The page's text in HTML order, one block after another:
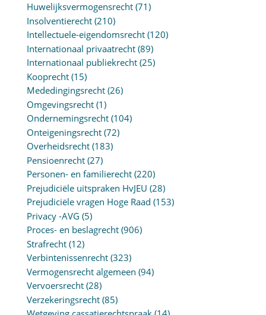
Huwelijksvermogensrecht(71)
Insolventierecht(210)
Intellectuele-eigendomsrecht(120)
Internationaal privaatrecht(89)
Internationaal publiekrecht(25)
Kooprecht(15)
Mededingingsrecht(26)
Omgevingsrecht(1)
Ondernemingsrecht(104)
Onteigeningsrecht(72)
Overheidsrecht(183)
Pensioenrecht(27)
Personen- en familierecht(220)
Prejudiciële uitspraken HvJEU (28)
Prejudiciële vragen Hoge Raad (153)
Privacy -AVG (5)
Proces- en beslagrecht(906)
Strafrecht(12)
Verbintenissenrecht(323)
Vermogensrecht algemeen (94)
Vervoersrecht(28)
Verzekeringsrecht(85)